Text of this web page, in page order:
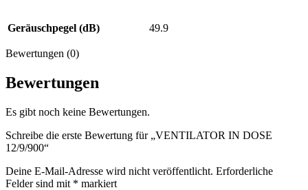
Geräuschpegel (dB) 49.9
Bewertungen (0)
Bewertungen
Es gibt noch keine Bewertungen.
Schreibe die erste Bewertung für „VENTILATOR IN DOSE
12/9/900“
Deine E-Mail-Adresse wird nicht veröffentlicht. Erforderliche
Felder sind mit * markiert